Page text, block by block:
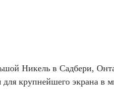
Никель в Садбери,
крупнейшего экрана в